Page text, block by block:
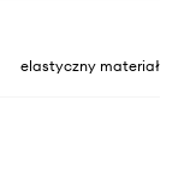
elastyczny materiał